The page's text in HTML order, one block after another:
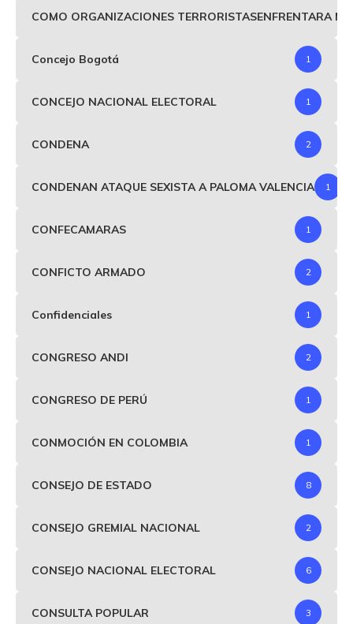
COMO ORGANIZACIONES TERRORISTASENFRENTARA
Concejo Bogotá 1
CONCEJO NACIONAL ELECTORAL 1
CONDENA 2
CONDENAN ATAQUE SEXISTA A PALOMA VALENCIA 1
CONFECAMARAS 1
CONFICTO ARMADO 2
Confidenciales 1
CONGRESO ANDI 2
CONGRESO DE PERÚ 1
CONMOCIÓN EN COLOMBIA 1
CONSEJO DE ESTADO 8
CONSEJO GREMIAL NACIONAL 2
CONSEJO NACIONAL ELECTORAL 6
CONSULTA POPULAR 3